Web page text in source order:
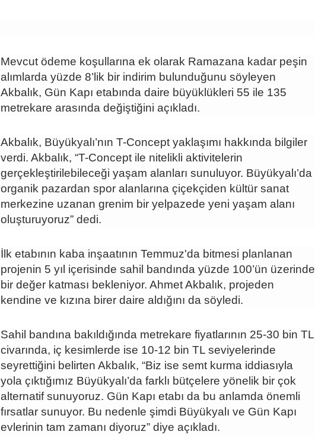
Mevcut ödeme koşullarına ek olarak Ramazana kadar peşin
alımlarda yüzde 8’lik bir indirim bulunduğunu söyleyen
Akbalık, Gün Kapı etabında daire büyüklükleri 55 ile 135
metrekare arasında değiştiğini açıkladı.
Akbalık, Büyükyalı’nın T-Concept yaklaşımı hakkında bilgiler
verdi. Akbalık, “T-Concept ile nitelikli aktivitelerin
gerçekleştirilebileceği yaşam alanları sunuluyor. Büyükyalı’da
organik pazardan spor alanlarına çiçekçiden kültür sanat
merkezine uzanan grenim bir yelpazede yeni yaşam alanı
oluşturuyoruz” dedi.
İlk etabının kaba inşaatının Temmuz'da bitmesi planlanan
projenin 5 yıl içerisinde sahil bandında yüzde 100’ün üzerinde
bir değer katması bekleniyor. Ahmet Akbalık, projeden
kendine ve kızına birer daire aldığını da söyledi.
Sahil bandına bakıldığında metrekare fiyatlarının 25-30 bin TL
civarında, iç kesimlerde ise 10-12 bin TL seviyelerinde
seyrettiğini belirten Akbalık, “Biz ise semt kurma iddiasıyla
yola çıktığımız Büyükyalı’da farklı bütçelere yönelik bir çok
alternatif sunuyoruz. Gün Kapı etabı da bu anlamda önemli
fırsatlar sunuyor. Bu nedenle şimdi Büyükyalı ve Gün Kapı
evlerinin tam zamanı diyoruz” diye açıkladı.